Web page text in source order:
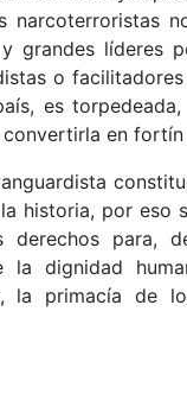
grandes líderes
o
es
convertirla en
historia, por eso
derechos para,
dignidad
la primacía de